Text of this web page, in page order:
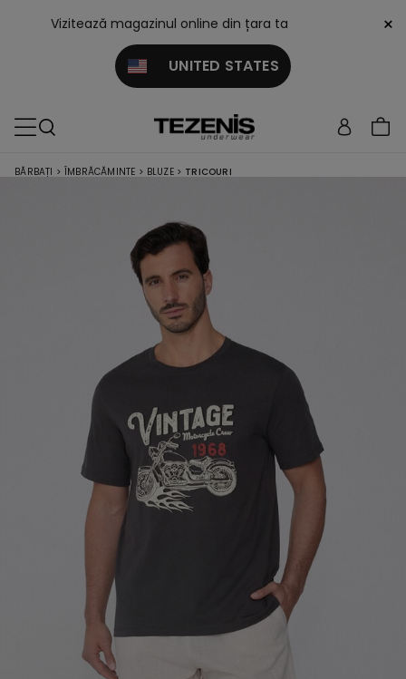
Vizitează magazinul online din țara ta
UNITED STATES
×
BĂRBAȚI > ÎMBRĂCĂMINTE > BLUZE > TRICOURI